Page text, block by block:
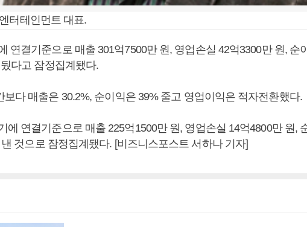
터테인먼트 대표.
연결기준으로 매출 301억7500만 원, 영업손실 42억3300만 원, 순
다고 잠정집계됐다.
보다 매출은 30.2%, 순이익은 39% 줄고 영업이익은 적자전환했다.
에 연결기준으로 매출 225억1500만 원, 영업손실 14억4800만 원,
것으로 잠정집계됐다. [비즈니스포스트 서하나 기자]